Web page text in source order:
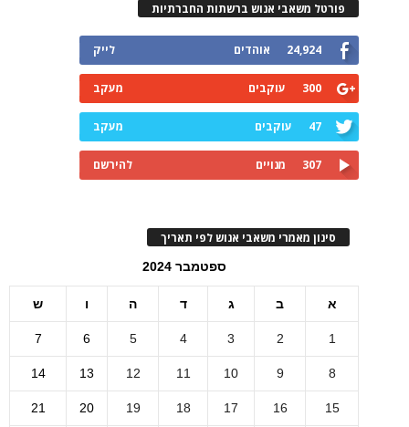
פורטל משאבי אנוש ברשתות החברתיות
24,924 אוהדים לייק
300 עוקבים מעקב
47 עוקבים מעקב
307 מנויים להירשם
סינון מאמרי משאבי אנוש לפי תאריך
ספטמבר 2024
א ב ג ד ה ו ש
1
2
3
4
5
6
7
8
9
10
11
12
13
14
15
16
17
18
19
20
21